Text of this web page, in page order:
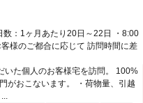
：1ヶ月あたり20日～22日 ・8:00
様のご都合に応じて 訪問時間に差
いた個人のお客様宅を訪問。 100%
がおこないます。 ・荷物量、引越